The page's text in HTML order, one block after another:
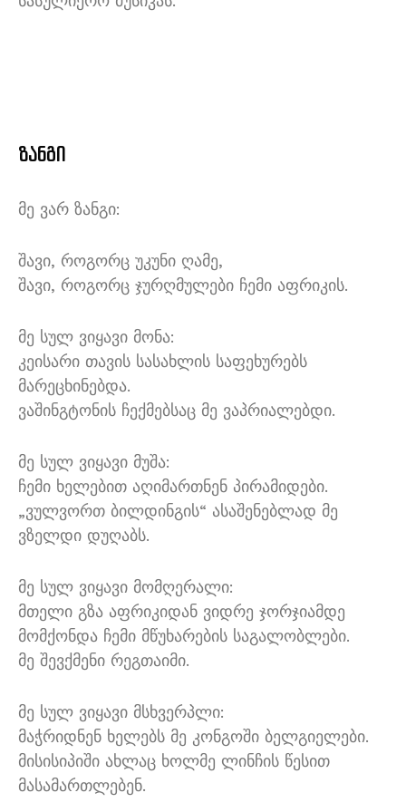
ზანგი
მე ვარ ზანგი:
შავი, როგორც უკუნი ღამე,
შავი, როგორც ჯურღმულები ჩემი აფრიკის.
მე სულ ვიყავი მონა:
კეისარი თავის სასახლის საფეხურებს
მარეცხინებდა.
ვაშინგტონის ჩექმებსაც მე ვაპრიალებდი.
მე სულ ვიყავი მუშა:
ჩემი ხელებით აღიმართნენ პირამიდები.
„ვულვორთ ბილდინგის“ ასაშენებლად მე
ვზელდი დუღაბს.
მე სულ ვიყავი მომღერალი:
მთელი გზა აფრიკიდან ვიდრე ჯორჯიამდე
მომქონდა ჩემი მწუხარების საგალობლები.
მე შევქმენი რეგთაიმი.
მე სულ ვიყავი მსხვერპლი:
მაჭრიდნენ ხელებს მე კონგოში ბელგიელები.
მისისიპიში ახლაც ხოლმე ლინჩის წესით
მასამართლებენ.